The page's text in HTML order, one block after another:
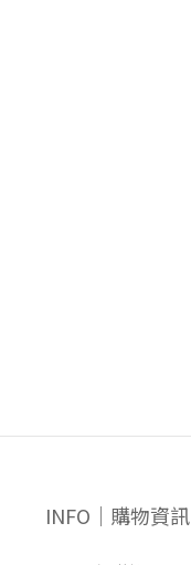
INFO｜購物資訊